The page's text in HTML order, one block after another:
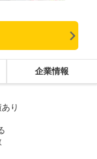
企業情報
り